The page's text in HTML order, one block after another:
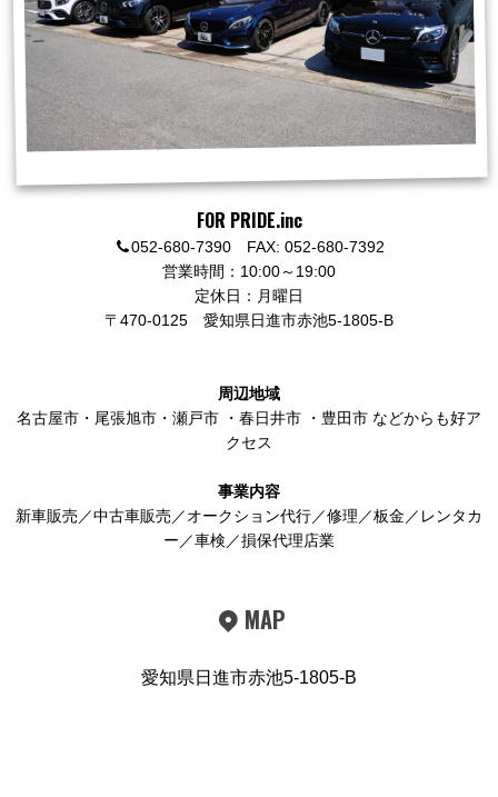
FOR PRIDE.inc
052-680-7390 FAX: 052-680-7392
営業時間：10:00～19:00
定休日：月曜日
〒470-0125 愛知県日進市赤池5-1805-B
周辺地域
名古屋市 ・ 尾張旭市 ・ 瀬戸市 ・ 春日井市 ・ 豊田市 などからも好ア
クセス
事業内容
新車販売／中古車販売／オークション代行／修理／板金／レンタカ
ー／車検／損保代理店業
MAP
愛知県日進市赤池5-1805-B